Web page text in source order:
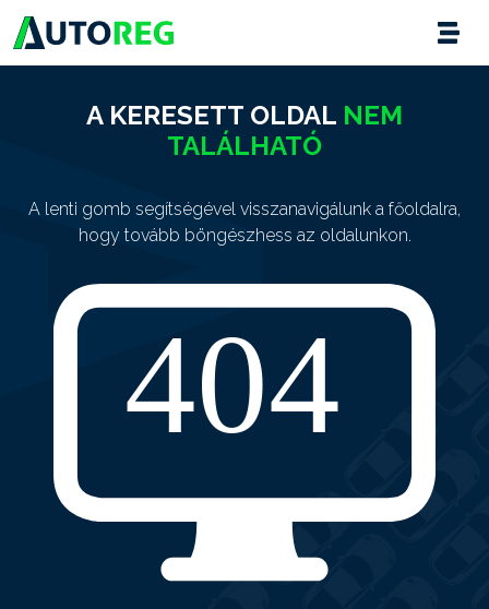
A KERESETT OLDAL NEM
TALÁLHATÓ
A lenti gomb segítségével visszanavigálunk a főoldalra,
hogy tovább böngészhess az oldalunkon.